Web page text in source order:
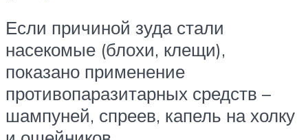
Если причиной зуда стали
насекомые (блохи, клещи),
показано применение
противопаразитарных средств –
шампуней, спреев, капель на холку